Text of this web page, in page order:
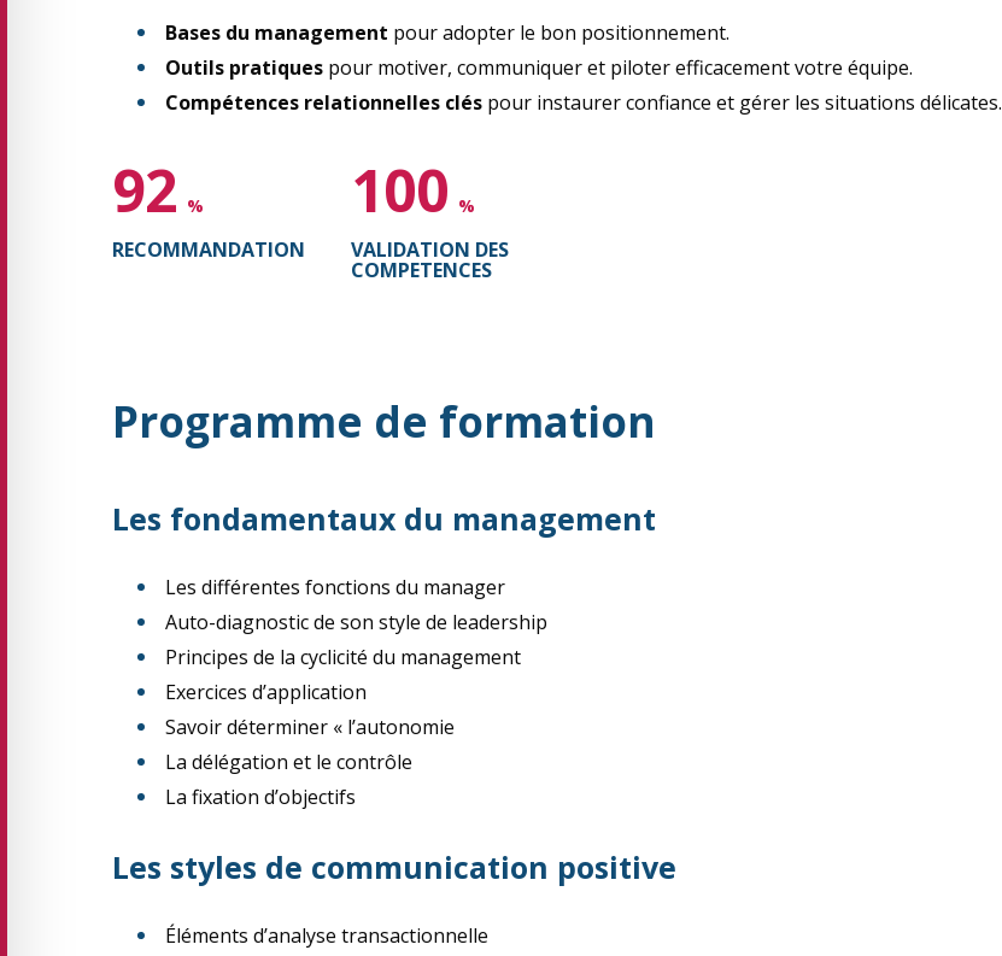
Bases du management pour adopter le bon positionnement.
Outils pratiques pour motiver, communiquer et piloter efficacement votre équipe.
Compétences relationnelles clés pour instaurer confiance et gérer les situations délicates.
92 %
RECOMMANDATION
100 %
VALIDATION DES
COMPETENCES
Programme de formation
Les fondamentaux du management
Les différentes fonctions du manager
Auto-diagnostic de son style de leadership
Principes de la cyclicité du management
Exercices d’application
Savoir déterminer « l’autonomie
La délégation et le contrôle
La fixation d’objectifs
Les styles de communication positive
Éléments d’analyse transactionnelle